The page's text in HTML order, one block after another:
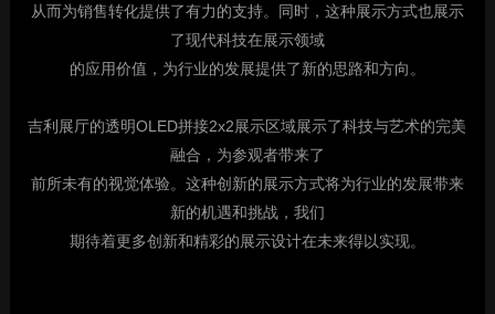
从而为销售转化提供了有力的支持。同时，这种展示方式也展示
了现代科技在展示领域
的应用价值，为行业的发展提供了新的思路和方向。
吉利展厅的透明OLED拼接2x2展示区域展示了科技与艺术的完美
融合，为参观者带来了
前所未有的视觉体验。这种创新的展示方式将为行业的发展带来
新的机遇和挑战，我们
期待着更多创新和精彩的展示设计在未来得以实现。